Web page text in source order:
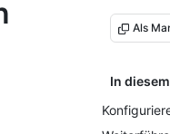
Als
In